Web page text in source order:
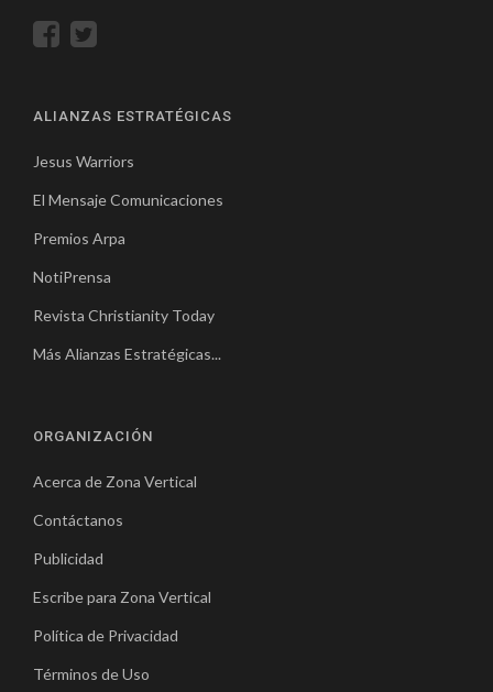
ALIANZAS ESTRATÉGICAS
Jesus Warriors
El Mensaje Comunicaciones
Premios Arpa
NotiPrensa
Revista Christianity Today
Más Alianzas Estratégicas...
ORGANIZACIÓN
Acerca de Zona Vertical
Contáctanos
Publicidad
Escribe para Zona Vertical
Política de Privacidad
Términos de Uso